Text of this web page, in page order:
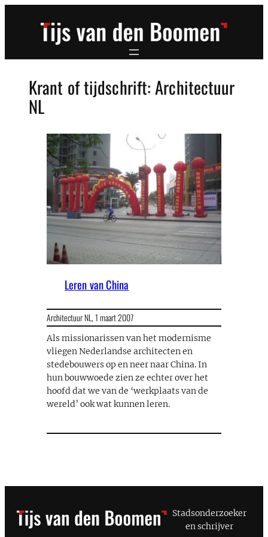
Krant of tijdschrift:Architectuur
NL
Leren van China
Architectuur NL,1 maart 2007
Als missionarissen van het modernisme
vliegen Nederlandse architecten en
stedebouwers op en neer naar China. In
hun bouwwoede zien ze echter over het
hoofd dat we van de ‘werkplaats van de
wereld’ ook wat kunnen leren.
Stadsonderzoeker
en schrijver